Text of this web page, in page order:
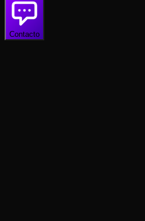
Contacto